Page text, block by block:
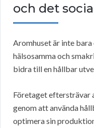
och det
Aromhuset är inte
hälsosamma och
bidra till en hållbar
Företaget eftersträvar
genom att använda
optimera sin